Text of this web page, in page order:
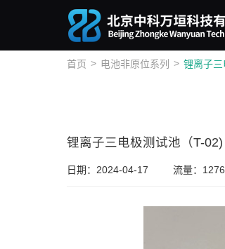
首页 > 电池非原位系列 >
锂离子三电极测试池（T-02)
日期：2024-04-17 流量：1276